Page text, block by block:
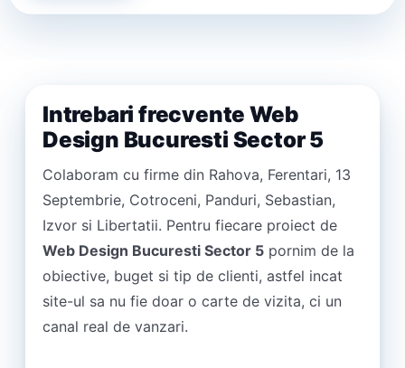
Intrebari frecvente Web
Design Bucuresti Sector 5
Colaboram cu firme din Rahova, Ferentari, 13
Septembrie, Cotroceni, Panduri, Sebastian,
Izvor si Libertatii. Pentru fiecare proiect de
Web Design Bucuresti Sector 5 pornim de la
obiective, buget si tip de clienti, astfel incat
site-ul sa nu fie doar o carte de vizita, ci un
canal real de vanzari.